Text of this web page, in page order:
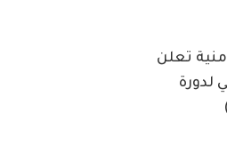
تعلن
لدورة